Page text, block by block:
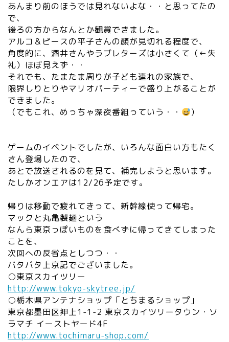
あんまり前のほうでは見れないよな・・と思ってたの
で、
後ろの方からなんとか観賞できました。
アルコ＆ピースの平子さんの顔が見切れる程度で、
角度的に、酒井さんやラブレターズは小さくて（←失
礼）ほぼ見えず・・
それでも、たまたま周りが子ども連れの家族で、
限界しりとりやマリオパーティーで盛り上がることが
できました。
（でもこれ、めっちゃ深夜番組っていう・・
）
ゲームのイベントでしたが、いろんな面白い方もたく
さん登場したので、
あとで放送されるのを見て、補完しようと思います。
たしかオンエアは12/26予定です。
帰りは移動で疲れてきって、新幹線使って帰宅。
マックと丸亀製麺という
なんら東京っぽいものを食べずに帰ってきてしまった
ことを、
次回への反省点としつつ・・
バタバタ上京記でございました。
○東京スカイツリー
http://www.tokyo-skytree.jp/
○栃木県アンテナショップ「とちまるショップ」
東京都墨田区押上1-1-2 東京スカイツリータウン・ソ
ラマチ イーストヤード4F
http://www.tochimaru-shop.com/